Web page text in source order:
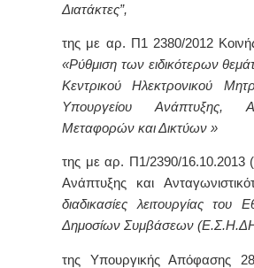
Διατάκτες”,
της με αρ. Π1 2380/2012
«Ρύθμιση των ειδικότερων
Κεντρικού Ηλεκτρονικού
Υπουργείου Ανάπτυξης,
Μεταφορών και Δικτύων »
της με αρ. Π1/2390/16.10.2013
Ανάπτυξης και
διαδικασίες λειτουργίας του
Δημοσίων Συμβάσεων
της Υπουργικής Απόφασης